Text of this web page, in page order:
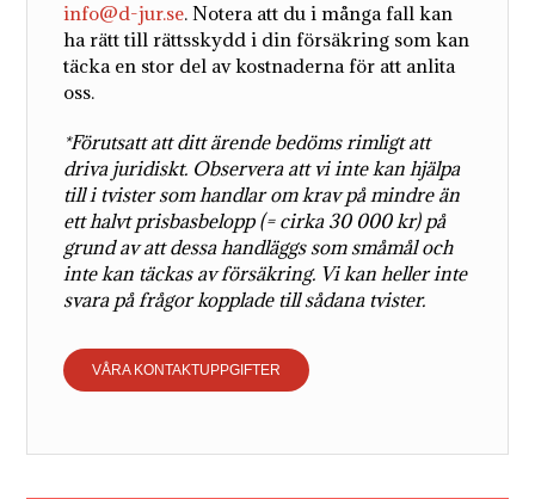
info@d-jur.se. Notera att du i många fall kan
ha rätt till rättsskydd i din försäkring som kan
täcka en stor del av kostnaderna för att anlita
oss.
*Förutsatt att ditt ärende bedöms rimligt att
driva juridiskt. Observera att vi inte kan hjälpa
till i tvister som handlar om krav på mindre än
ett halvt prisbasbelopp (= cirka 30 000 kr) på
grund av att dessa handläggs som småmål och
inte kan täckas av försäkring. Vi kan heller inte
svara på frågor kopplade till sådana tvister.
VÅRA KONTAKTUPPGIFTER